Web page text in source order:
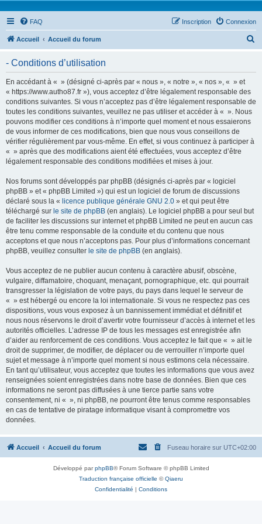
FAQ Connexion
Inscription
Accueil Accueil du forum
- Conditions d’utilisation
En accédant à « » (désigné ci-après par « nous », « notre », « nos », « » et
« https://www.autho87.fr »), vous acceptez d’être légalement responsable des
conditions suivantes. Si vous n’acceptez pas d’être légalement responsable de
toutes les conditions suivantes, veuillez ne pas utiliser et accéder à « ». Nous
pouvons modifier ces conditions à n’importe quel moment et nous essaierons
de vous informer de ces modifications, bien que nous vous conseillons de
vérifier régulièrement par vous-même. En effet, si vous continuez à participer à
« » après que des modifications aient été effectuées, vous acceptez d’être
légalement responsable des conditions modifiées et mises à jour.
Nos forums sont développés par phpBB (désignés ci-après par « logiciel
phpBB » et « phpBB Limited ») qui est un logiciel de forum de discussions
déclaré sous la « licence publique générale GNU 2.0 » et qui peut être
téléchargé sur le site de phpBB (en anglais). Le logiciel phpBB a pour seul but
de faciliter les discussions sur internet et phpBB Limited ne peut en aucun cas
être tenu comme responsable de la conduite et du contenu que nous
acceptons et que nous n’acceptons pas. Pour plus d’informations concernant
phpBB, veuillez consulter le site de phpBB (en anglais).
Vous acceptez de ne publier aucun contenu à caractère abusif, obscène,
vulgaire, diffamatoire, choquant, menaçant, pornographique, etc. qui pourrait
transgresser la législation de votre pays, du pays dans lequel le serveur de
« » est hébergé ou encore la loi internationale. Si vous ne respectez pas ces
dispositions, vous vous exposez à un bannissement immédiat et définitif et
nous nous réservons le droit d’avertir votre fournisseur d’accès à internet et les
autorités officielles. L’adresse IP de tous les messages est enregistrée afin
d’aider au renforcement de ces conditions. Vous acceptez le fait que « » ait le
droit de supprimer, de modifier, de déplacer ou de verrouiller n’importe quel
sujet et message à n’importe quel moment si nous estimons cela nécessaire.
En tant qu’utilisateur, vous acceptez que toutes les informations que vous avez
renseignées soient enregistrées dans notre base de données. Bien que ces
informations ne seront pas diffusées à une tierce partie sans votre
consentement, ni « », ni phpBB, ne pourront être tenus comme responsables
en cas de tentative de piratage informatique visant à compromettre vos
données.
Accueil Accueil du forum Fuseau horaire sur UTC+02:00
Développé parphpBB® Forum Software © phpBB Limited
Traduction française officielle ©Qiaeru
Confidentialité | Conditions